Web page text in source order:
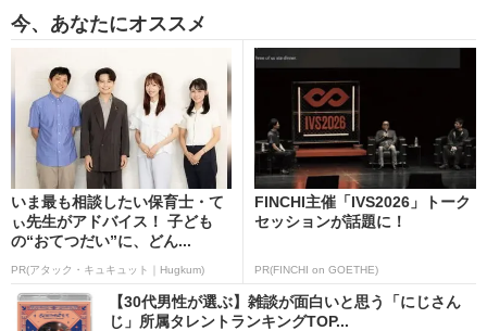
今、あなたにオススメ
いま最も相談したい保育士・て
ぃ先生がアドバイス！ 子ども
の“おてつだい”に、どん...
PR(アタック・キュキュット｜Hugkum)
FINCHI主催「IVS2026」トーク
セッションが話題に！
PR(FINCHI on GOETHE)
【30代男性が選ぶ】雑談が面白いと思う「にじさん
じ」所属タレントランキングTOP...